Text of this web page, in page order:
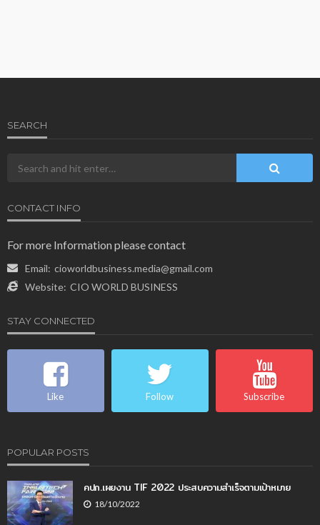
SEARCH
CONTACT INFO
For more Information please contact
Email: cioworldbusiness.media@gmail.com
Website: CIO WORLD BUSINESS
STAY CONNECTED
Like Follow Subscribe
POPULAR POSTS
คปภ.เผยงาน TIF 2022 ประสบความสำเร็จตามเป้าหมาย
18/10/2022